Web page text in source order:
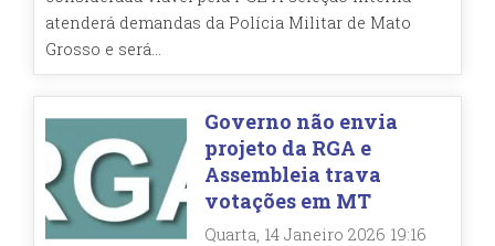
atenderá demandas da Polícia Militar de Mato
Grosso e será...
Governo não envia
projeto da RGA e
Assembleia trava
votações em MT
Quarta, 14 Janeiro 2026 19:16